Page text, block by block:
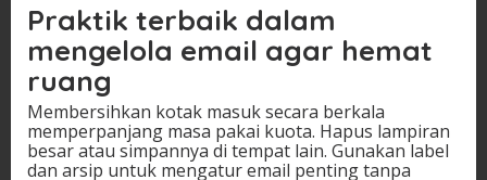
Praktik terbaik dalam
mengelola email agar hemat
ruang
Membersihkan kotak masuk secara berkala
memperpanjang masa pakai kuota. Hapus lampiran
besar atau simpannya di tempat lain. Gunakan label
dan arsip untuk mengatur email penting tanpa